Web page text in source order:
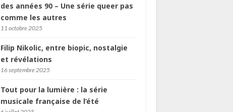
des années 90 – Une série queer pas
comme les autres
11 octobre 2025
Filip Nikolic, entre biopic, nostalgie
et révélations
16 septembre 2025
Tout pour la lumière : la série
musicale française de l’été